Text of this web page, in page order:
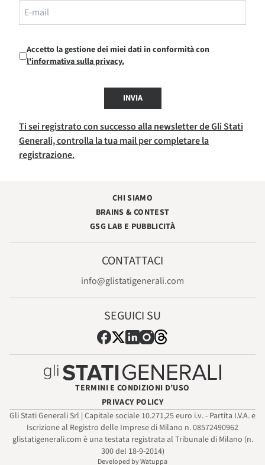
Accetto la gestione dei miei dati in conformità con
l'informativa sulla privacy.
INVIA
Ti sei registrato con successo alla newsletter de Gli Stati
Generali, controlla la tua mail per completare la
registrazione.
CHI SIAMO
BRAINS & CONTEST
GSG LAB E PUBBLICITÀ
CONTATTACI
info@glistatigenerali.com
SEGUICI SU
TERMINI E CONDIZIONI D’USO
PRIVACY POLICY
Gli Stati Generali Srl | Capitale sociale 10.271,25 euro i.v. - Partita I.V.A. e
Iscrizione al Registro delle Imprese di Milano n. 08572490962
glistatigenerali.com è una testata registrata al Tribunale di Milano (n.
300 del 18-9-2014)
Developed by Watuppa